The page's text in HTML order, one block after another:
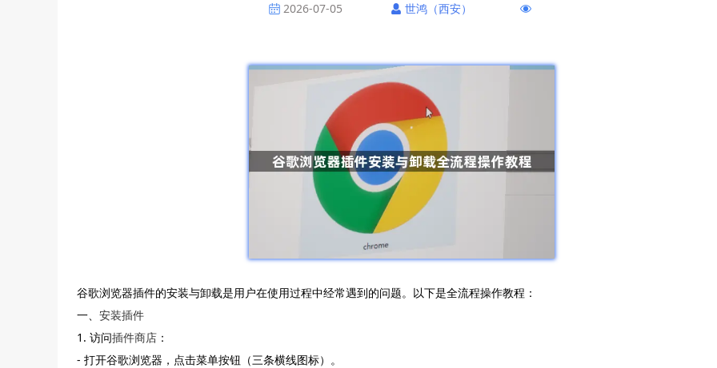
2026-07-05 世鸿（西安）
谷歌浏览器插件的安装与卸载是用户在使用过程中经常遇到的问题。以下是全流程操作教程：
一、 安装插件
1. 访问插件商店 ：
- 打开谷歌浏览器，点击菜单按钮（三条横线图标）。